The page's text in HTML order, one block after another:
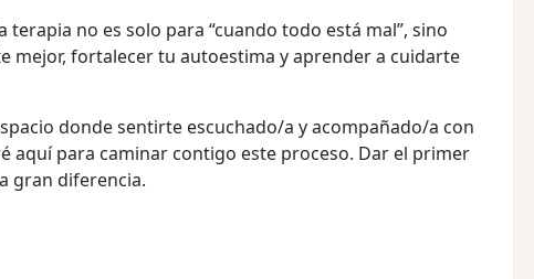
terapia no es solo para “cuando todo está mal”, sino
mejor, fortalecer tu autoestima y aprender a cuidarte
donde sentirte escuchado/a y acompañado/a con
aquí para caminar contigo este proceso. Dar el primer
gran diferencia.